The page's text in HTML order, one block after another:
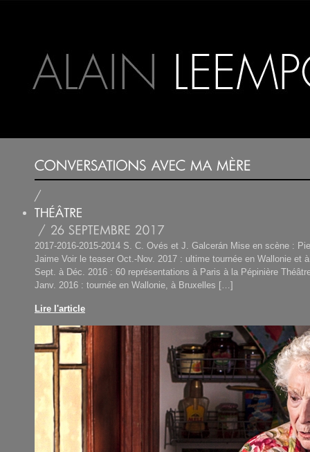
2017-2016-2015-2014 S. C. Ovés et J. Galcerán Mise en scène :
Jaime Voir le teaser Oct.-Nov. 2017 : ultime tournée en Wallonie et
Sept. à Déc. 2016 : 60 représentations à Paris à la Pépinière
Janv. 2016 : tournée en Wallonie, à Bruxelles […]
Lire l'article